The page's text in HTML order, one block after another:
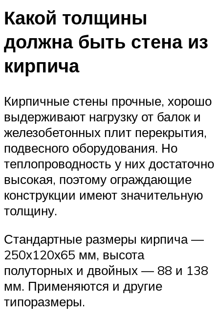
Какой толщины
должна быть стена из
кирпича
Кирпичные стены прочные, хорошо
выдерживают нагрузку от балок и
железобетонных плит перекрытия,
подвесного оборудования. Но
теплопроводность у них достаточно
высокая, поэтому ограждающие
конструкции имеют значительную
толщину.
Стандартные размеры кирпича —
250х120х65 мм, высота
полуторных и двойных — 88 и 138
мм. Применяются и другие
типоразмеры.